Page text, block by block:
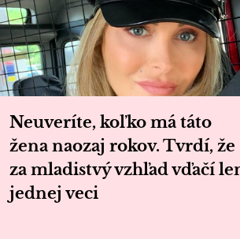
Neuveríte, koľko má táto
žena naozaj rokov. Tvrdí, že
za mladistvý vzhľad vďačí
jednej veci